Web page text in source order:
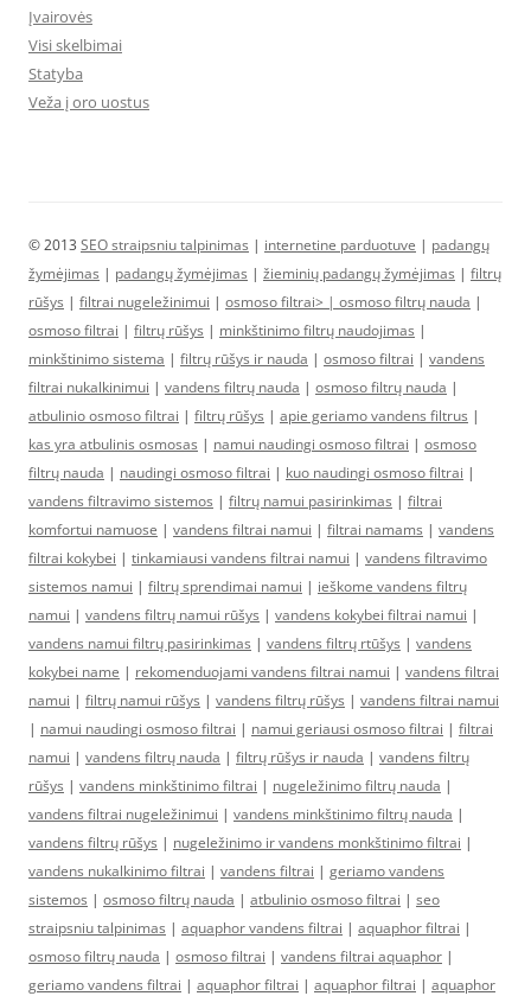
Įvairovės
Visi skelbimai
Statyba
Veža į oro uostus
© 2013 SEO straipsniu talpinimas | internetine parduotuve | padangų
žymėjimas | padangų žymėjimas | žieminių padangų žymėjimas | filtrų
rūšys | filtrai nugeležinimui | osmoso filtrai> | osmoso filtrų nauda |
osmoso filtrai | filtrų rūšys | minkštinimo filtrų naudojimas |
minkštinimo sistema | filtrų rūšys ir nauda | osmoso filtrai | vandens
filtrai nukalkinimui | vandens filtrų nauda | osmoso filtrų nauda |
atbulinio osmoso filtrai | filtrų rūšys | apie geriamo vandens filtrus |
kas yra atbulinis osmosas | namui naudingi osmoso filtrai | osmoso
filtrų nauda | naudingi osmoso filtrai | kuo naudingi osmoso filtrai |
vandens filtravimo sistemos | filtrų namui pasirinkimas | filtrai
komfortui namuose | vandens filtrai namui | filtrai namams | vandens
filtrai kokybei | tinkamiausi vandens filtrai namui | vandens filtravimo
sistemos namui | filtrų sprendimai namui | ieškome vandens filtrų
namui | vandens filtrų namui rūšys | vandens kokybei filtrai namui |
vandens namui filtrų pasirinkimas | vandens filtrų rtūšys | vandens
kokybei name | rekomenduojami vandens filtrai namui | vandens filtrai
namui | filtrų namui rūšys | vandens filtrų rūšys | vandens filtrai namui
| namui naudingi osmoso filtrai | namui geriausi osmoso filtrai | filtrai
namui | vandens filtrų nauda | filtrų rūšys ir nauda | vandens filtrų
rūšys | vandens minkštinimo filtrai | nugeležinimo filtrų nauda |
vandens filtrai nugeležinimui | vandens minkštinimo filtrų nauda |
vandens filtrų rūšys | nugeležinimo ir vandens monkštinimo filtrai |
vandens nukalkinimo filtrai | vandens filtrai | geriamo vandens
sistemos | osmoso filtrų nauda | atbulinio osmoso filtrai | seo
straipsniu talpinimas | aquaphor vandens filtrai | aquaphor filtrai |
osmoso filtrų nauda | osmoso filtrai | vandens filtrai aquaphor |
geriamo vandens filtrai | aquaphor filtrai | aquaphor filtrai | aquaphor